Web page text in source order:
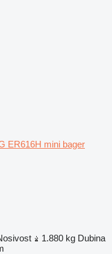
ER616H mini bager
1.880 kg Dubina